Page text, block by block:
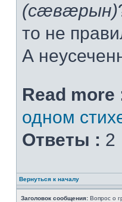
(сæвæрын)
то не
А
Read more
одном
Ответы : 2
Вернуться к началу
Заголовок сообщения: Вопрос о